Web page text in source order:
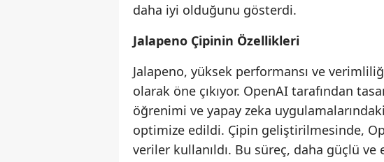
daha iyi olduğunu gösterdi.
Jalapeno Çipinin Özellikleri
Jalapeno, yüksek performansı ve
olarak öne çıkıyor. OpenAI tarafından
öğrenimi ve yapay zeka
optimize edildi. Çipin geliştirilmesinde,
veriler kullanıldı. Bu süreç, daha güçlü